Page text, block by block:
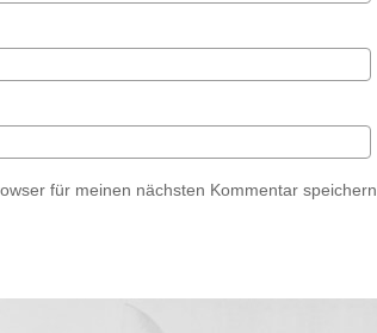
für meinen nächsten Kommentar speichern.